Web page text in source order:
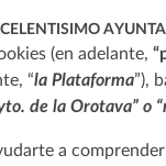
(en adelante,
“la Plataforma”),
de la Orotava” o
a